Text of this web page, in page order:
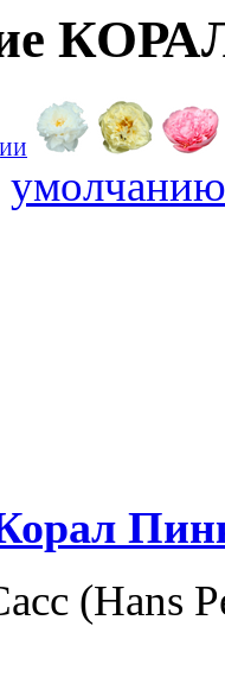
умолчанию
(Hans